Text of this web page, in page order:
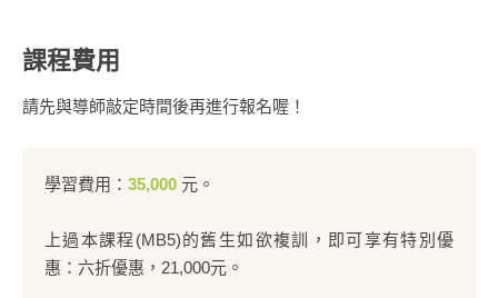
課程費用
請先與導師敲定時間後再進行報名喔！
學習費用： 35,000 元。
上過本課程(MB5)的舊生如欲複訓，即可享有特別優
惠：六折優惠，21,000元。